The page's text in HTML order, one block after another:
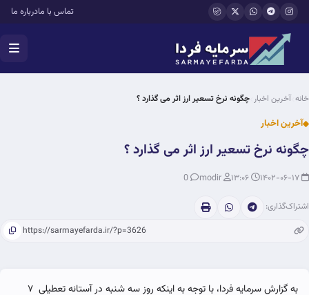
رفتن به محتوای اصلی تماس با مادرباره ما
خانه آخرین اخبار چگونه نرخ تسعیر ارز اثر می گذارد ؟
آخرین اخبار
چگونه نرخ تسعیر ارز اثر می گذارد ؟
اشتراک‌گذاری:
به گزارش سرمایه فردا، با توجه به اینکه روز سه شنبه در آستانه تعطیلی ۷